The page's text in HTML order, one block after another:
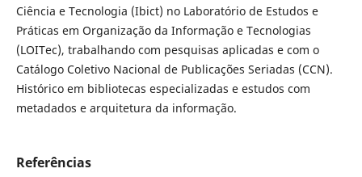
Ciência e Tecnologia (Ibict) no Laboratório de Estudos e
Práticas em Organização da Informação e Tecnologias
(LOITec), trabalhando com pesquisas aplicadas e com o
Catálogo Coletivo Nacional de Publicações Seriadas (CCN).
Histórico em bibliotecas especializadas e estudos com
metadados e arquitetura da informação.
Referências